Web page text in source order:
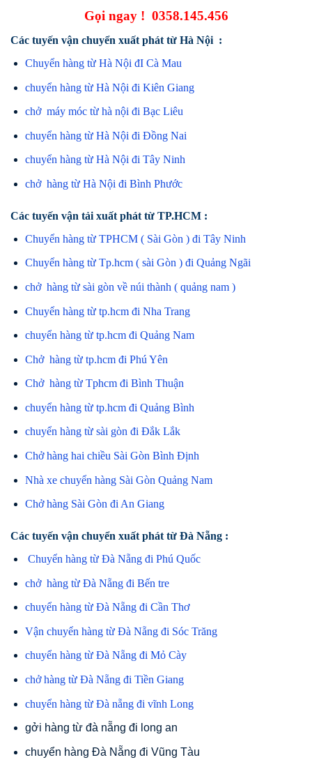
Gọi ngay ! 0358.145.456
Các tuyến vận chuyển xuất phát từ Hà Nội :
Chuyển hàng từ Hà Nội đI Cà Mau
chuyển hàng từ Hà Nội đi Kiên Giang
chở máy móc từ hà nội đi Bạc Liêu
chuyển hàng từ Hà Nội đi Đồng Nai
chuyển hàng từ Hà Nội đi Tây Ninh
chở hàng từ Hà Nội đi Bình Phước
Các tuyến vận tải xuất phát từ TP.HCM :
Chuyển hàng từ TPHCM ( Sài Gòn ) đi Tây Ninh
Chuyển hàng từ Tp.hcm ( sài Gòn ) đi Quảng Ngãi
chở hàng từ sài gòn về núi thành ( quảng nam )
Chuyển hàng từ tp.hcm đi Nha Trang
chuyển hàng từ tp.hcm đi Quảng Nam
Chở hàng từ tp.hcm đi Phú Yên
Chở hàng từ Tphcm đi Bình Thuận
chuyển hàng từ tp.hcm đi Quảng Bình
chuyển hàng từ sài gòn đi Đắk Lắk
Chở hàng hai chiều Sài Gòn Bình Định
Nhà xe chuyển hàng Sài Gòn Quảng Nam
Chở hàng Sài Gòn đi An Giang
Các tuyến vận chuyển xuất phát từ Đà Nẵng :
Chuyển hàng từ Đà Nẵng đi Phú Quốc
chở hàng từ Đà Nẵng đi Bến tre
chuyển hàng từ Đà Nẵng đi Cần Thơ
Vận chuyển hàng từ Đà Nẵng đi Sóc Trăng
chuyển hàng từ Đà Nẵng đi Mỏ Cày
chở hàng từ Đà Nẵng đi Tiền Giang
chuyển hàng từ Đà nẵng đi vĩnh Long
gởi hàng từ đà nẵng đi long an
chuyển hàng Đà Nẵng đi Vũng Tàu